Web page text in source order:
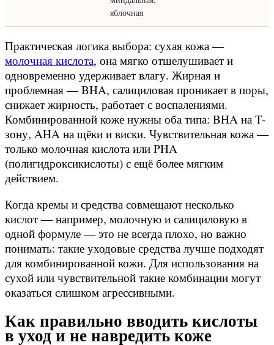
яблочная
Практическая логика выбора: сухая кожа —
молочная кислота, она мягко отшелушивает и
одновременно удерживает влагу. Жирная и
проблемная — BHA, салициловая проникает в поры,
снижает жирность, работает с воспалениями.
Комбинированной коже нужны оба типа: BHA на T-
зону, AHA на щёки и виски. Чувствительная кожа —
только молочная кислота или PHA
(полигидроксикислоты) с ещё более мягким
действием.
Когда кремы и средства совмещают несколько
кислот — например, молочную и салициловую в
одной формуле — это не всегда плохо, но важно
понимать: такие уходовые средства лучше подходят
для комбинированной кожи. Для использования на
сухой или чувствительной такие комбинации могут
оказаться слишком агрессивными.
Как правильно вводить кислоты
в уход и не навредить коже